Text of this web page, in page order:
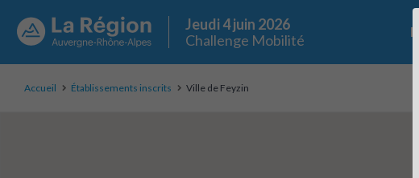
Jeudi 4 juin 2026
Challenge Mobilité
Accueil Établissements inscrits Ville de Feyzin